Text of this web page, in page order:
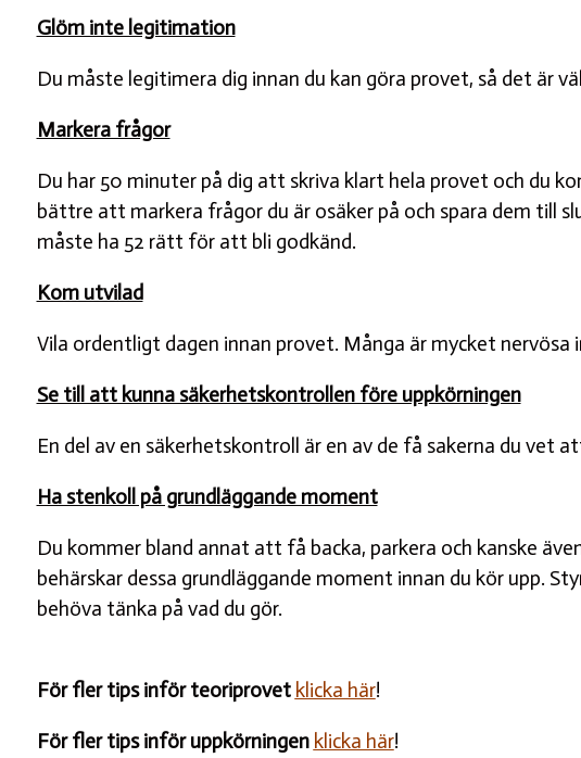
Glöm inte legitimation
Du måste legitimera dig innan du kan göra provet, så det är
Markera frågor
Du har 50 minuter på dig att skriva klart hela provet och du
bättre att markera frågor du är osäker på och spara dem till
måste ha 52 rätt för att bli godkänd.
Kom utvilad
Vila ordentligt dagen innan provet. Många är mycket
Se till att kunna säkerhetskontrollen före uppkörningen
En del av en säkerhetskontroll är en av de få sakerna du vet
Ha stenkoll på grundläggande moment
Du kommer bland annat att få backa, parkera och kanske
behärskar dessa grundläggande moment innan du kör upp.
behöva tänka på vad du gör.
För fler tips inför teoriprovet klicka här!
För fler tips inför uppkörningen klicka här!